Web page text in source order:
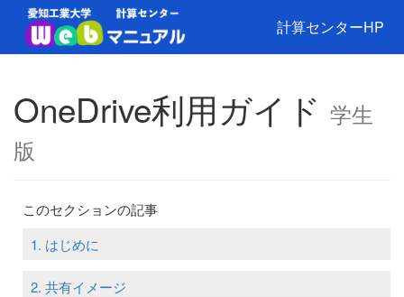
計算センターHP
OneDrive利用ガイド 学生
版
このセクションの記事
1. はじめに
2. 共有イメージ